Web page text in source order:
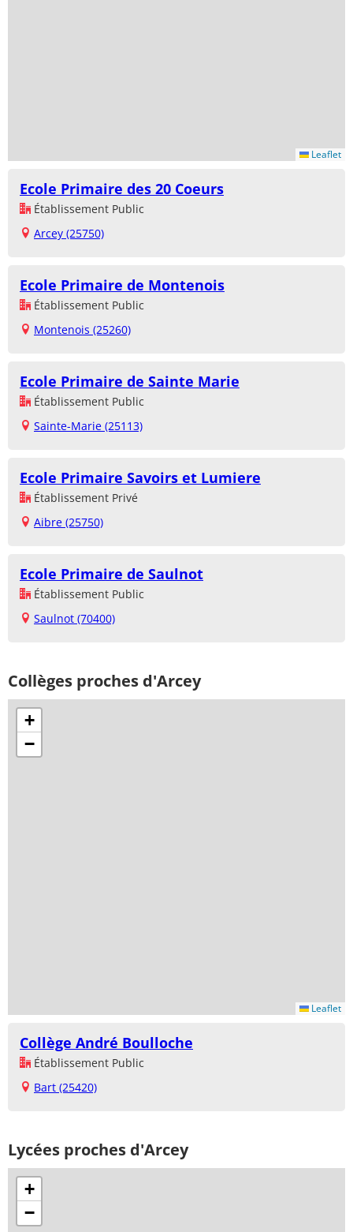
Leaflet
Ecole Primaire des 20 Coeurs
Établissement Public
Arcey (25750)
Ecole Primaire de Montenois
Établissement Public
Montenois (25260)
Ecole Primaire de Sainte Marie
Établissement Public
Sainte-Marie (25113)
Ecole Primaire Savoirs et Lumiere
Établissement Privé
Aibre (25750)
Ecole Primaire de Saulnot
Établissement Public
Saulnot (70400)
Collèges proches d'Arcey
+
−
Leaflet
Collège André Boulloche
Établissement Public
Bart (25420)
Lycées proches d'Arcey
+
−